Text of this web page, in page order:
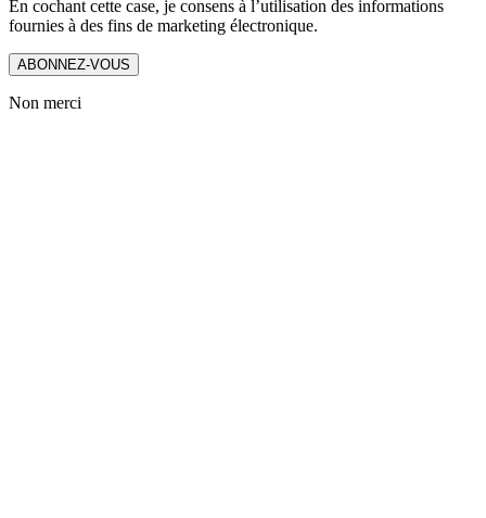
En cochant cette case, je consens à l’utilisation des informations
fournies à des fins de marketing électronique.
ABONNEZ-VOUS
Non merci